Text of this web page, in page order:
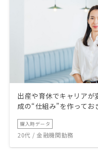
出産や育休でキャリアが
成の“仕組み”を作ってお
購入時データ
20代 / 金融機関勤務